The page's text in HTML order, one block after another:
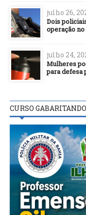
julho 26,
Dois
operação
julho 24,
Mulheres
para defesa
CURSO